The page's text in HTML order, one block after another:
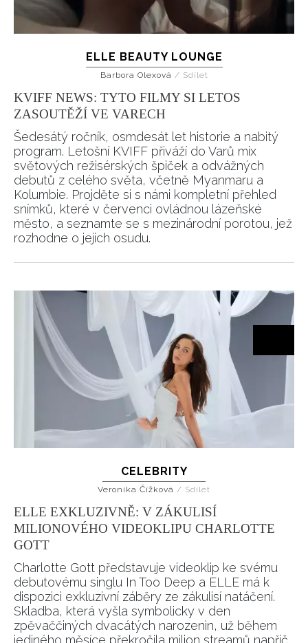
Přihlášením k newsletteru souhlasíte s
Obchodními
podmínkami společnosti BurdaMedia Extra s.r.o.a
potvrzujete, že jste se seznámili se Zásadami
ochrany soukromí- BurdaMedia Extra s.r.o. bude s
vyhodnocení akce a zasílání novinek.
informace od našich partnerů? Pokud souhlasíte se
zpracováním údajů k tomuto účelu podleZásad ochrany
soukromí BurdaMedia Extra s.r.o., zaškrtněte toto pole.
ELLE BEAUTY LOUNGE
Barbora Olexová / Sdílet
KVIFF NEWS: TYTO FILMY SI LETOS
ZASOUTĚŽÍ VE VARECH
Šedesátý ročník, osmdesát let historie a nabitý
program. Letošní KVIFF přiváží do Varů mix
světových režisérských špiček a odvážných
debutů z celého světa, včetně Myanmaru a
Kolumbie. Projděte si s námi kompletní přehled
snímků, které v červenci ovládnou lázeňské
město, a seznamte se s mezinárodní porotou, jež
rozhodne o jejich osudu.
CELEBRITY
Veronika Čížková / Sdílet
ELLE EXKLUZIVNĚ: V ZÁKULISÍ
MILIONOVÉHO VIDEOKLIPU CHARLOTTE
GOTT
Charlotte Gott představuje videoklip ke svému
debutovému singlu In Too Deep a ELLE má k
dispozici exkluzivní záběry ze zákulisí natáčení.
Skladba, která vyšla symbolicky v den
zpěvaččiných dvacátých narozenin, už během
jediného měsíce překročila milion streamů napříč